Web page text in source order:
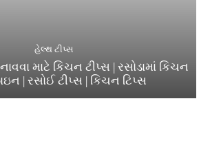
હેલ્થ ટીપ્સ
માટે કિચન ટીપ્સ | રસોડામાં કિચન
| રસોઈ ટીપ્સ | કિચન ટિપ્સ